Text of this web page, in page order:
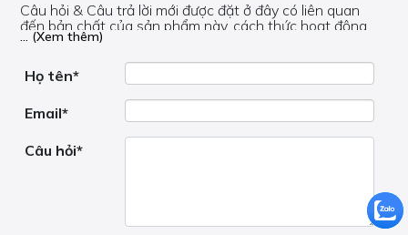
Câu hỏi & Câu trả lời mới được đặt ở đây có liên quan
đến bản chất của sản phẩm này, cách thức hoạt động,
nơi hoạt động, liệu nó có hữu ích không, v.v.
câu hỏi của bạn ở đây mà bên trong trang đó.
... (Xem thêm)
Họ tên*
Email*
Câu hỏi*